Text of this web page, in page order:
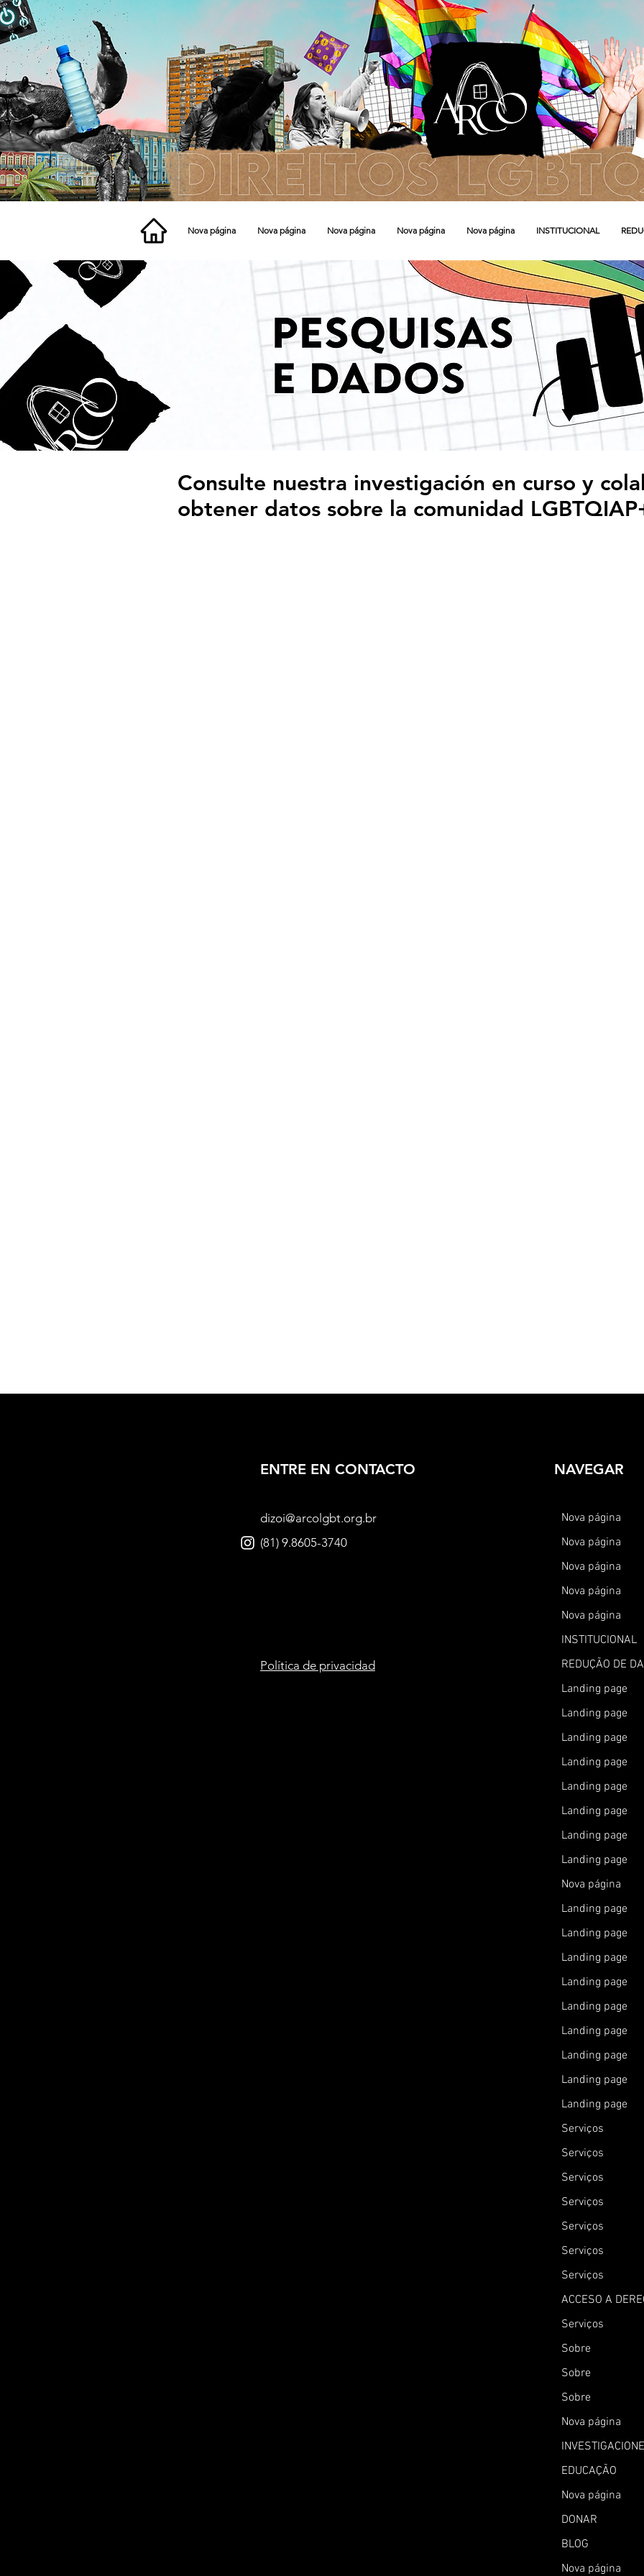
Nova página Nova página Nova página Nova página Nova página INSTITUCIONAL
Consulte nuestra investigación en curso y
obtener datos sobre la comunidad
ENTRE EN CONTACTO
dizoi@arcolgbt.org.br
(81) 9.8605-3740
Política de privacidad
NAVEGAR
Nova página
Nova página
Nova página
Nova página
Nova página
INSTITUCIONAL
REDUÇÃO DE
Landing page
Landing page
Landing page
Landing page
Landing page
Landing page
Landing page
Landing page
Nova página
Landing page
Landing page
Landing page
Landing page
Landing page
Landing page
Landing page
Landing page
Landing page
Serviços
Serviços
Serviços
Serviços
Serviços
Serviços
Serviços
ACCESO A
Serviços
Sobre
Sobre
Sobre
Nova página
EDUCAÇÃO
Nova página
DONAR
BLOG
Nova página